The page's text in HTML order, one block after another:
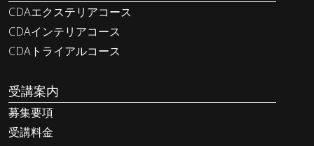
CDAエクステリアコース
CDAインテリアコース
CDAトライアルコース
受講案内
募集要項
受講料金